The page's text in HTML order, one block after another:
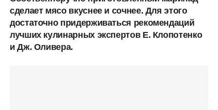
сделает мясо вкуснее и сочнее. Для этого
достаточно придерживаться рекомендаций
лучших кулинарных экспертов Е. Клопотенко
и Дж. Оливера.